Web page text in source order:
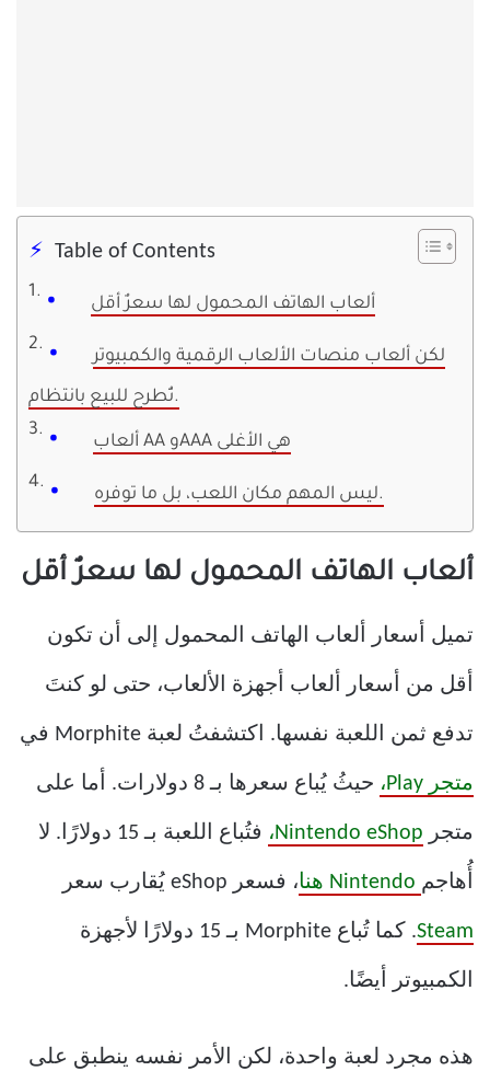
Table of Contents
ألعاب الهاتف المحمول لها سعرٌ أقل
لكن ألعاب منصات الألعاب الرقمية والكمبيوتر
تُطرح للبيع بانتظام.
ألعاب AA وAAA هي الأغلى
ليس المهم مكان اللعب، بل ما توفره.
ألعاب الهاتف المحمول لها سعرٌ أقل
تميل أسعار ألعاب الهاتف المحمول إلى أن تكون
أقل من أسعار ألعاب أجهزة الألعاب، حتى لو كنتَ
تدفع ثمن اللعبة نفسها. اكتشفتُ لعبة Morphite في
متجر Play، حيثُ يُباع سعرها بـ 8 دولارات. أما على
متجر Nintendo eShop، فتُباع اللعبة بـ 15 دولارًا. لا
أُهاجم ، فسعر eShop يُقارب سعر
Steam . كما تُباع Morphite بـ 15 دولارًا لأجهزة
الكمبيوتر أيضًا.
هذه مجرد لعبة واحدة، لكن الأمر نفسه ينطبق على